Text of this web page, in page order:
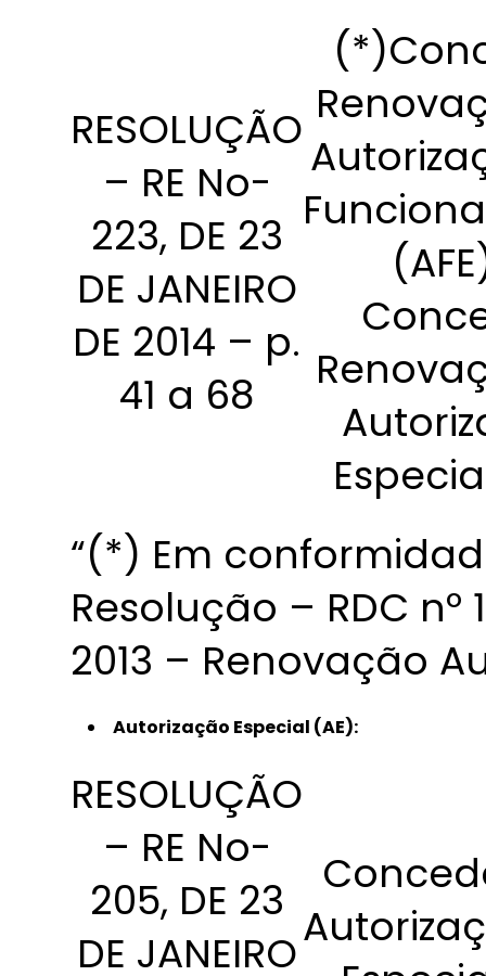
RESOLUÇÃO
– RE No-
223, DE 23
DE JANEIRO
DE 2014 – p.
41 a 68
“(*) Em
Resolução – RDC
2013 – Renovação
Autorização Especial (AE):
RESOLUÇÃO
– RE No-
205, DE 23
DE JANEIRO